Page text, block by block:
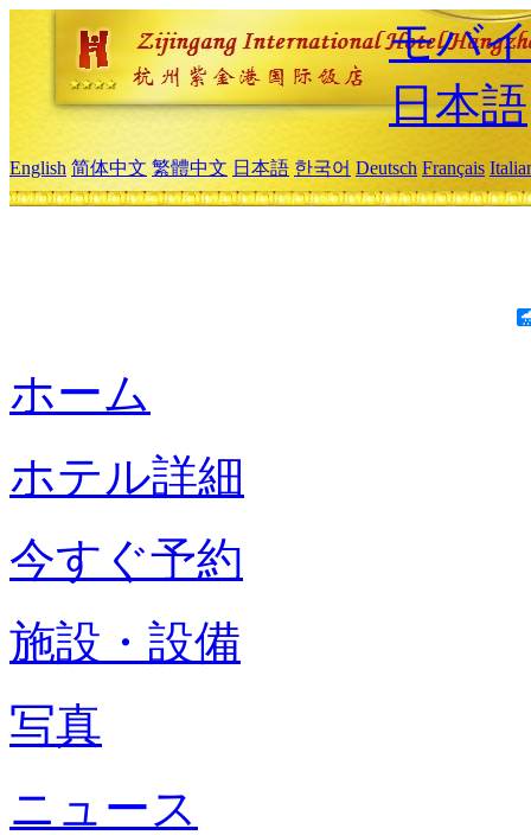
モバ
日本語
English 简体中文 繁體中文 日本語 한국어 Deutsch Français
ホーム
ホテル詳細
今すぐ予約
施設・設備
写真
ニュース